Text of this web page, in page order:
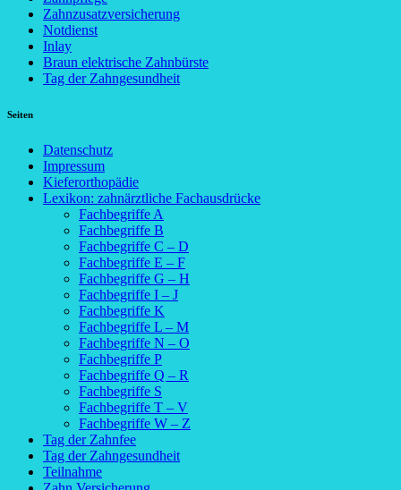
Zahnzusatzversicherung
Notdienst
Inlay
Braun elektrische Zahnbürste
Tag der Zahngesundheit
Seiten
Datenschutz
Impressum
Kieferorthopädie
Lexikon: zahnärztliche Fachausdrücke
Fachbegriffe A
Fachbegriffe B
Fachbegriffe C – D
Fachbegriffe E – F
Fachbegriffe G – H
Fachbegriffe I – J
Fachbegriffe K
Fachbegriffe L – M
Fachbegriffe N – O
Fachbegriffe P
Fachbegriffe Q – R
Fachbegriffe S
Fachbegriffe T – V
Fachbegriffe W – Z
Tag der Zahnfee
Tag der Zahngesundheit
Teilnahme